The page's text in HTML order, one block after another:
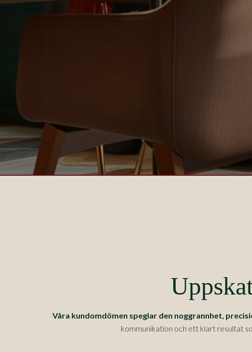
Våra kundomdömen speglar den noggrannhet,
kommunikation och ett klart resultat